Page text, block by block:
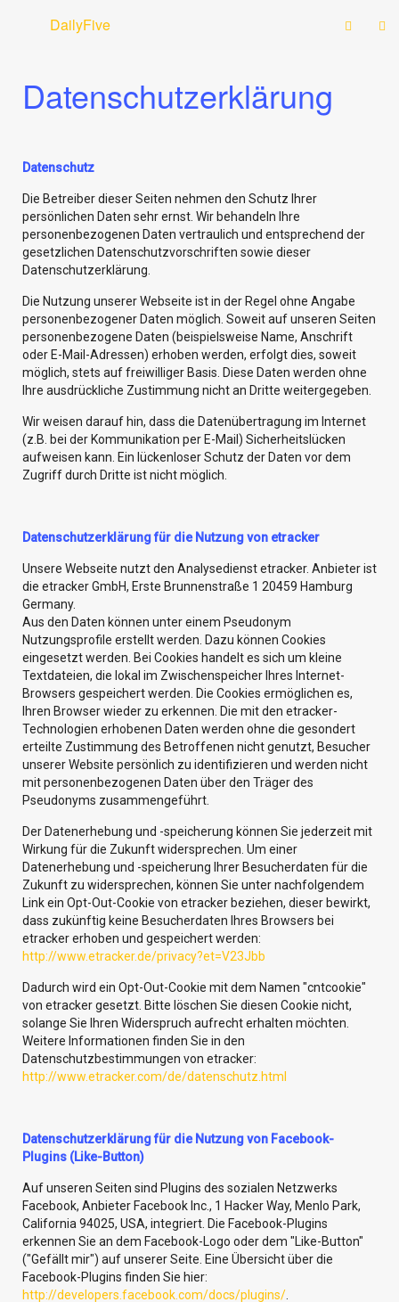
DailyFive
Datenschutzerklärung
Datenschutz
Die Betreiber dieser Seiten nehmen den Schutz Ihrer
persönlichen Daten sehr ernst. Wir behandeln Ihre
personenbezogenen Daten vertraulich und entsprechend der
gesetzlichen Datenschutzvorschriften sowie dieser
Datenschutzerklärung.
Die Nutzung unserer Webseite ist in der Regel ohne Angabe
personenbezogener Daten möglich. Soweit auf unseren Seiten
personenbezogene Daten (beispielsweise Name, Anschrift
oder E-Mail-Adressen) erhoben werden, erfolgt dies, soweit
möglich, stets auf freiwilliger Basis. Diese Daten werden ohne
Ihre ausdrückliche Zustimmung nicht an Dritte weitergegeben.
Wir weisen darauf hin, dass die Datenübertragung im Internet
(z.B. bei der Kommunikation per E-Mail) Sicherheitslücken
aufweisen kann. Ein lückenloser Schutz der Daten vor dem
Zugriff durch Dritte ist nicht möglich.
Datenschutzerklärung für die Nutzung von etracker
Unsere Webseite nutzt den Analysedienst etracker. Anbieter ist
die etracker GmbH, Erste Brunnenstraße 1 20459 Hamburg
Germany.
Aus den Daten können unter einem Pseudonym
Nutzungsprofile erstellt werden. Dazu können Cookies
eingesetzt werden. Bei Cookies handelt es sich um kleine
Textdateien, die lokal im Zwischenspeicher Ihres Internet-
Browsers gespeichert werden. Die Cookies ermöglichen es,
Ihren Browser wieder zu erkennen. Die mit den etracker-
Technologien erhobenen Daten werden ohne die gesondert
erteilte Zustimmung des Betroffenen nicht genutzt, Besucher
unserer Website persönlich zu identifizieren und werden nicht
mit personenbezogenen Daten über den Träger des
Pseudonyms zusammengeführt.
Der Datenerhebung und -speicherung können Sie jederzeit mit
Wirkung für die Zukunft widersprechen. Um einer
Datenerhebung und -speicherung Ihrer Besucherdaten für die
Zukunft zu widersprechen, können Sie unter nachfolgendem
Link ein Opt-Out-Cookie von etracker beziehen, dieser bewirkt,
dass zukünftig keine Besucherdaten Ihres Browsers bei
etracker erhoben und gespeichert werden:
http://www.etracker.de/privacy?et=V23Jbb
Dadurch wird ein Opt-Out-Cookie mit dem Namen "cntcookie"
von etracker gesetzt. Bitte löschen Sie diesen Cookie nicht,
solange Sie Ihren Widerspruch aufrecht erhalten möchten.
Weitere Informationen finden Sie in den
Datenschutzbestimmungen von etracker:
http://www.etracker.com/de/datenschutz.html
Datenschutzerklärung für die Nutzung von Facebook-
Plugins (Like-Button)
Auf unseren Seiten sind Plugins des sozialen Netzwerks
Facebook, Anbieter Facebook Inc., 1 Hacker Way, Menlo Park,
California 94025, USA, integriert. Die Facebook-Plugins
erkennen Sie an dem Facebook-Logo oder dem "Like-Button"
("Gefällt mir") auf unserer Seite. Eine Übersicht über die
Facebook-Plugins finden Sie hier:
http://developers.facebook.com/docs/plugins/